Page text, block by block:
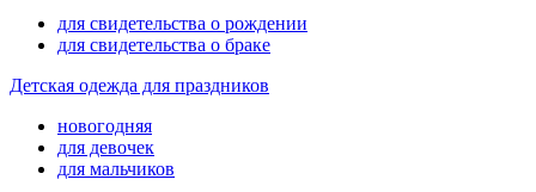
для свидетельства о рождении
для свидетельства о браке
Детская одежда для праздников
новогодняя
для девочек
для мальчиков